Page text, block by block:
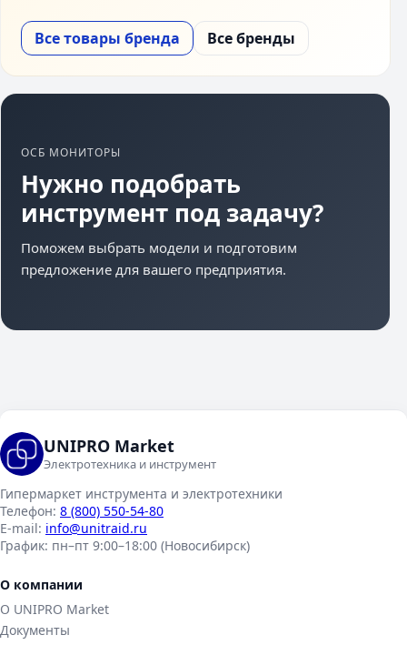
Все товары бренда Все бренды
ОСБ МОНИТОРЫ
Нужно подобрать
инструмент под задачу?
Поможем выбрать модели и подготовим
предложение для вашего предприятия.
UNIPRO Market
Электротехника и инструмент
Гипермаркет инструмента и электротехники
Телефон: 8 (800) 550-54-80
E-mail: info@unitraid.ru
График: пн–пт 9:00–18:00 (Новосибирск)
О компании
О UNIPRO Market
Документы